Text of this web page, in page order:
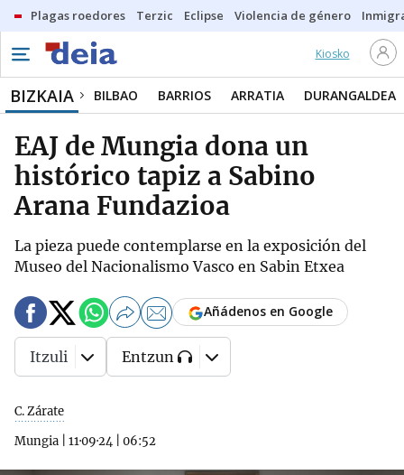
Plagas roedores Terzic Eclipse Violencia de género
Kiosko
BIZKAIA BILBAO BARRIOS ARRATIA DURANGALDEA
EAJ de Mungia dona un
histórico tapiz a Sabino
Arana Fundazioa
La pieza puede contemplarse en la exposición del
Museo del Nacionalismo Vasco en Sabin Etxea
C. Zárate
Mungia
11·09·24 06:52
Añádenos en Google
Itzuli Entzun